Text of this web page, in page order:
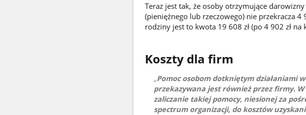
Teraz jest tak, że osoby otrzymujące
(pieniężnego lub rzeczowego) nie przekracza
rodziny jest to kwota 19 608 zł (po 4 902 zł na
Koszty dla firm
Pomoc osobom dotkniętym działaniami
przekazywana jest również przez firmy.
zaliczanie takiej pomocy, niesionej za
spectrum organizacji, do kosztów